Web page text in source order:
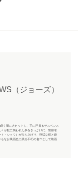
（ジョーズ）
く間に大ヒットし、手に汗握るサスペンス
が鮫に襲われた事をきっかけに、警察署
・ショウ）が立ち上げり、獰猛な鮫と繰
なお映画史に残る不朽の名作として映画